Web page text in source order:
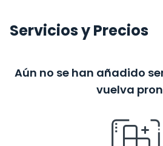
Servicios y Precios
Aún no se han añadido
vuelva